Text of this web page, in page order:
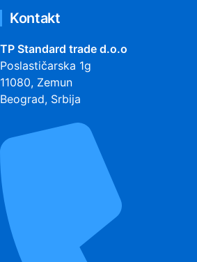
Kontakt
TP Standard trade d.o.o
Poslastičarska 1g
11080, Zemun
Beograd, Srbija